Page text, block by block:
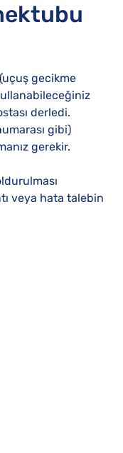
gecikme
derledi.
gibi)
gerekir.
veya hata talebin